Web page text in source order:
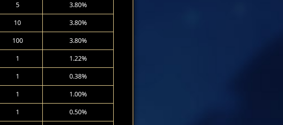
5 3.80%
10 3.80%
100 3.80%
1 1.22%
1 0.38%
1 1.00%
1 0.50%